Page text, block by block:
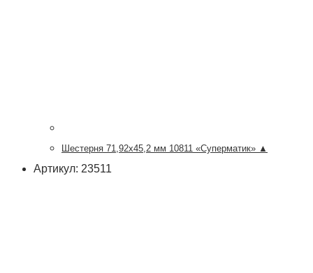
Шестерня 71,92х45,2 мм 10811 «Суперматик» ▲
Артикул: 23511